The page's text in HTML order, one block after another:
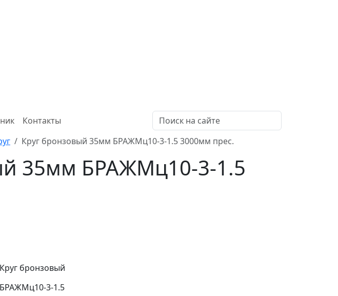
Контакты
Круг бронзовый 35мм БРАЖМц10-3-1.5 3000мм прес.
35мм БРАЖМц10-3-1.5
Круг бронзовый
БРАЖМц10-3-1.5